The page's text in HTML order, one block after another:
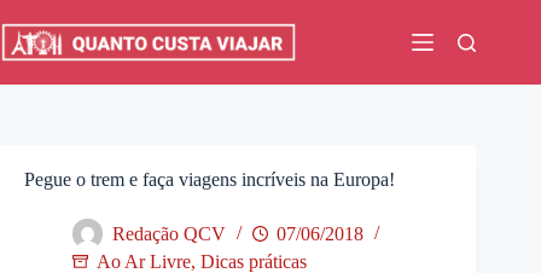
para
Pegue o trem e faça viagens incríveis na Europa!
Redação QCV
07/06/2018
Ao Ar Livre, Dicas práticas